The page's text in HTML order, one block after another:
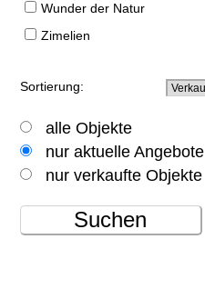
Wunder der Natur
Zimelien
Sortierung:
alle Objekte
nur aktuelle Angebote
nur verkaufte Objekte
Suchen